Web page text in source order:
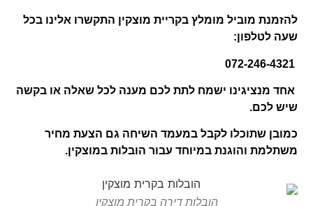
להזמנת מוביל מומלץ בקריית מוצקין התקשרו אלינו בכל
שעהלטלפון:
072-246-4321
אחד מנציגינו ישמח לתת לכם מענה לכל שאלה או בקשה
שיש לכם.
כמובן שתוכלו לקבל במעמד השיחה גם הצעת מחיר
משתלמת והוגנת במיוחד עבור הובלות במוצקין.
הובלות דירה בקרית מוצקין